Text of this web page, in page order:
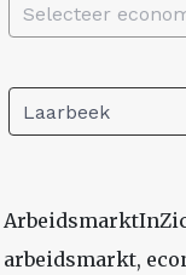
Selecteer
Laarbeek
arbeidsmarkt,